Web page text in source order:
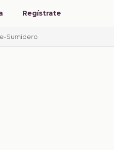
Regístrate
Sumidero